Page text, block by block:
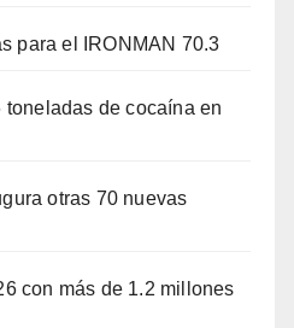
para el IRONMAN 70.3
de cocaína en
otras 70 nuevas
con más de 1.2 millones